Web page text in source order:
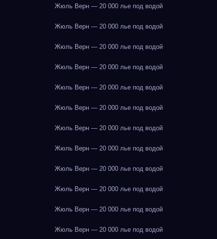
Жюль Верн — 20 000 лье под водой
Жюль Верн — 20 000 лье под водой
Жюль Верн — 20 000 лье под водой
Жюль Верн — 20 000 лье под водой
Жюль Верн — 20 000 лье под водой
Жюль Верн — 20 000 лье под водой
Жюль Верн — 20 000 лье под водой
Жюль Верн — 20 000 лье под водой
Жюль Верн — 20 000 лье под водой
Жюль Верн — 20 000 лье под водой
Жюль Верн — 20 000 лье под водой
Жюль Верн — 20 000 лье под водой